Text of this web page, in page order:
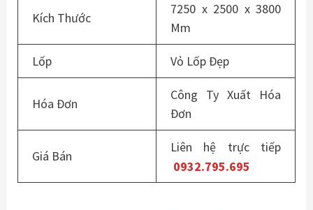
Kích Thước
7250 x 2500 x 3800
Mm
Lốp Vỏ Lốp Đẹp
Hóa Đơn
Công Ty Xuất Hóa
Đơn
Giá Bán
Liên hệ trực tiếp
0932.795.695